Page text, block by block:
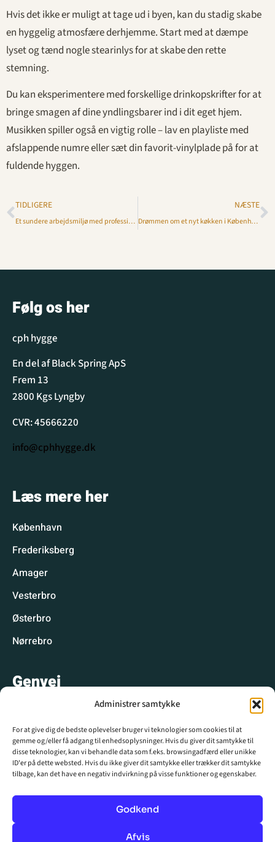
Administrer samtykke
For at give dig de bedste oplevelser bruger vi teknologier som cookies til at
gemme og/eller få adgang til enhedsoplysninger. Hvis du giver dit samtykke til
disse teknologier, kan vi behandle data som f.eks. browsingadfærd eller unikke
ID'er på dette websted. Hvis du ikke giver dit samtykke eller trækker dit samtykke
tilbage, kan det have en negativ indvirkning på visse funktioner og egenskaber.
Godkend
Afvis
Hvis det ikke er muligt at tage ud i byen, kan du stadig skabe
en hyggelig atmosfære derhjemme. Start med at dæmpe
lyset og tænd nogle stearinlys for at skabe den rette
stemning.
Du kan eksperimentere med forskellige drinkopskrifter for at
bringe smagen af dine yndlingsbarer ind i dit eget hjem.
Musikken spiller også en vigtig rolle – lav en playliste med
afslappende numre eller sæt din favorit-vinylplade på for at
fuldende hyggen.
TIDLIGERE
Et sundere arbejdsmiljø med professionel kontorrengøring
NÆSTE
Drømmen om et nyt køkken i København: en guide til processen
Følg os her
cph hygge
En del af Black Spring ApS
Frem 13
2800 Kgs Lyngby
CVR: 45666220
info@cphhygge.dk
Læs mere her
København
Frederiksberg
Amager
Vesterbro
Østerbro
Nørrebro
Genvej
Hyggelige spisesteder
Hyggelige aktiviteter
CPH WIKI
Krydsord
Nyhedsbrev
Annoncér hos os